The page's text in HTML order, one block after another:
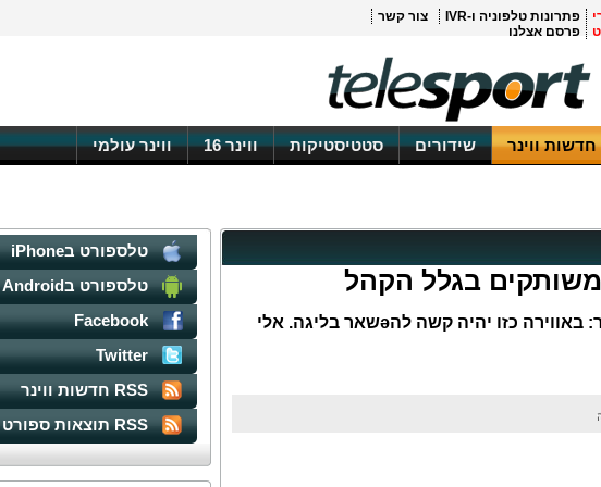
פתרונות טלפוניה ו-IVR
צור קשר
פרסם אצלנו
חדשות ווינר שידורים סטטיסטיקות ווינר 16 ווינר עולמי
בגלל הקהל
גורם בביתר מאשים גם את הקהל במשבר: באווירה כזו יהיה קשה להәשאר בליגה. אלי
טלספורט בiPhone
טלספורט בAndroid
Facebook
Twitter
RSS חדשות ווינר
RSS תוצאות ספורט